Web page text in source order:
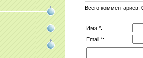
Всего комментариев:
Имя *:
Email *: